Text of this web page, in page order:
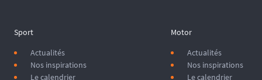
Sport
Actualités
Nos inspirations
Le calendrier
Motor
Actualités
Nos inspirations
Le calendrier